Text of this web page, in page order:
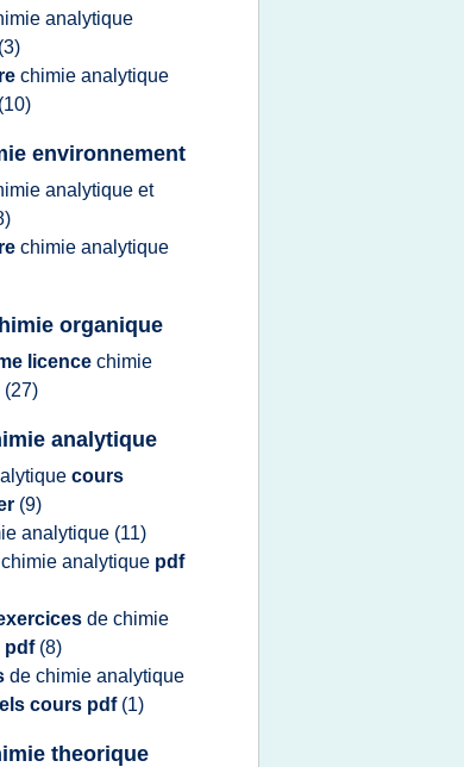
analytique
(3)
chimie analytique
(10)
environnement
analytique et
chimie analytique
organique
licence chimie
(27)
analytique
cours
(9)
analytique (11)
chimie analytique pdf
de chimie
pdf (8)
de chimie analytique
cours pdf (1)
theorique